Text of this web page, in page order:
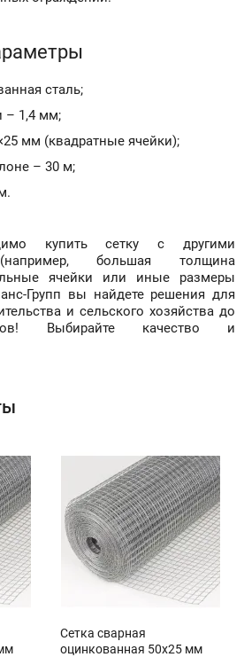
сталь;
– 1,4 мм;
мм (квадратные ячейки);
– 30 м;
купить сетку с другими
(например, большая толщина
ячейки или иные размеры
Групп вы найдете решения для
и сельского хозяйства до
Выбирайте качество и
Сетка сварная
оцинкованная 50х25 мм